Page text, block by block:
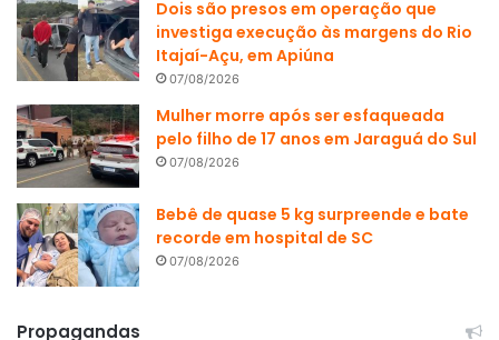
Dois são presos em operação que
investiga execução às margens do Rio
Itajaí-Açu, em Apiúna
07/08/2026
Mulher morre após ser esfaqueada
pelo filho de 17 anos em Jaraguá do Sul
07/08/2026
Bebê de quase 5 kg surpreende e bate
recorde em hospital de SC
07/08/2026
Propagandas